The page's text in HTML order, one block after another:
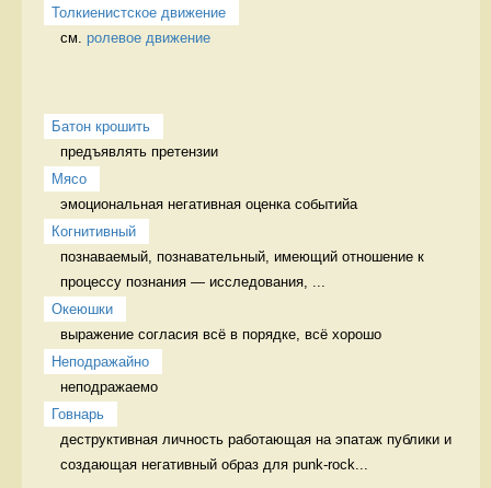
Толкиенистское движение
см. ролевое движение
Батон крошить
предъявлять претензии
Мясо
эмоциональная негативная оценка событийа
Когнитивный
познаваемый, познавательный, имеющий отношение к
процессу познания — исследования, ...
Океюшки
выражение согласия всё в порядке, всё хорошо
Неподражайно
неподражаемо
Говнарь
деструктивная личность работающая на эпатаж публики и
создающая негативный образ для punk-rock...